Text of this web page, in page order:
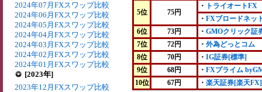
2024年07月FXスワップ比較
2024年06月FXスワップ比較
2024年05月FXスワップ比較
2024年04月FXスワップ比較
2024年03月FXスワップ比較
2024年02月FXスワップ比較
2024年01月FXスワップ比較
[2023年]
2023年12月FXスワップ比較
5位 75円
・
トライオートFX
・ FXブロードネッ
6位
73円 ・ GMOクリック証
7位
72円 ・ 外為どっとコム
8位
70円 ・ IG証券[標準]
9位
68円 ・ FXプライム
10位
67円 ・ 楽天証券[楽天FX]